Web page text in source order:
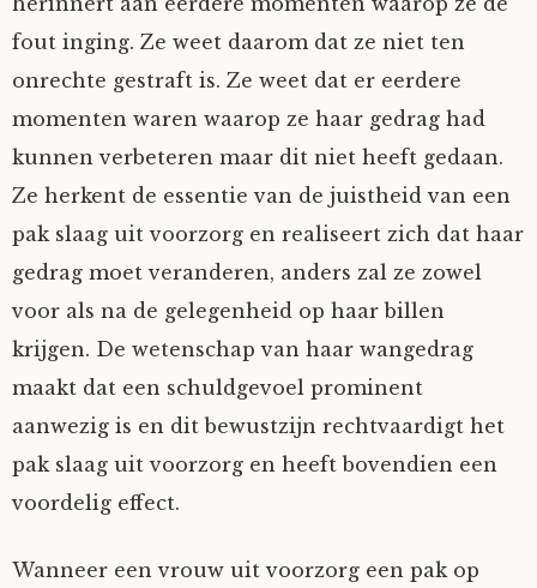
fout inging. Ze weet daarom dat ze niet ten
onrechte gestraft is. Ze weet dat er eerdere
momenten waren waarop ze haar gedrag had
kunnen verbeteren maar dit niet heeft gedaan.
Ze herkent de essentie van de juistheid van een
pak slaag uit voorzorg en realiseert zich dat haar
gedrag moet veranderen, anders zal ze zowel
voor als na de gelegenheid op haar billen
krijgen. De wetenschap van haar wangedrag
maakt dat een schuldgevoel prominent
aanwezig is en dit bewustzijn rechtvaardigt het
pak slaag uit voorzorg en heeft bovendien een
voordelig effect.
Wanneer een vrouw uit voorzorg een pak op